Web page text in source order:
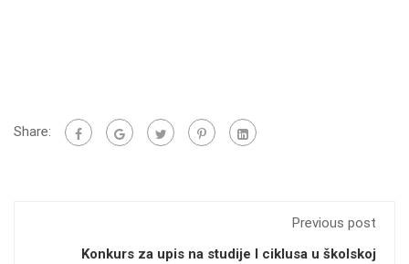
Share:
Previous post
Konkurs za upis na studije I ciklusa u školskoj